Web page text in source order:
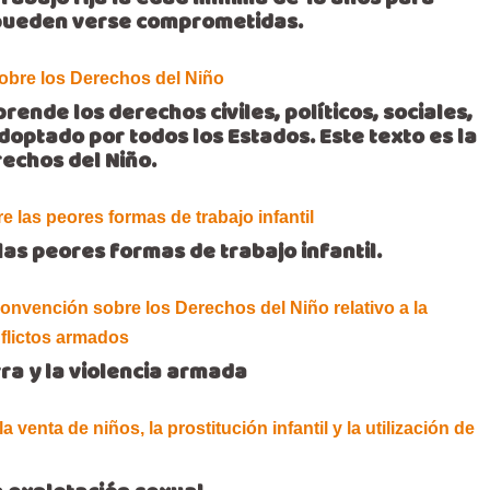
verse comprometidas.
los Derechos del Niño
los derechos civiles, políticos, sociales,
por todos los Estados. Este texto es la
del Niño.
las peores formas de trabajo infantil
peores formas de trabajo infantil.
sobre los Derechos del Niño relativo a la
armados
y la violencia armada
venta de niños, la prostitución infantil y la utilización de